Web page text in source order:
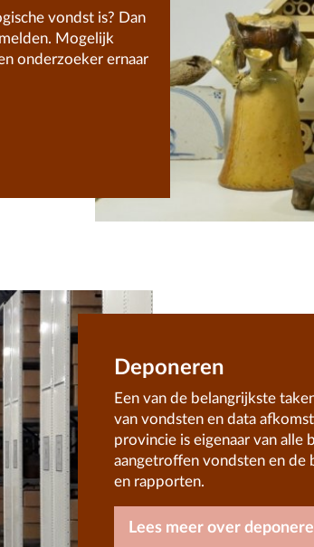
vondst is? Dan
Mogelijk
onderzoeker ernaar
Deponeren
Een van de belangrijkste
van vondsten en data
provincie is eigenaar van alle
aangetroffen vondsten en de
en rapporten.
Lees meer over